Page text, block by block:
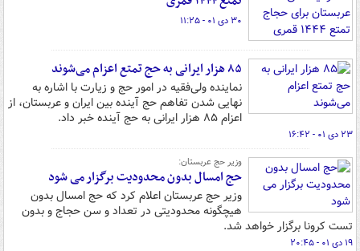
۳۰ دی ۰۱ - ۱۱:۲۵
۸۵ هزار ایرانی به حج تمتع اعزام می‌شوند
نماینده ولی‌فقیه در امور حج و زیارت با اشاره به
نهایی شدن تفاهم حج آینده بین ایران و عربستان، از
اعزام ۸۵ هزار ایرانی به حج آینده خبر داد.
۲۳ دی ۰۱ - ۱۶:۴۲
وزیر حج عربستان:
حج امسال بدون محدودیت برگزار می شود
وزیر حج عربستان اعلام کرد که حج امسال بدون
هیچگونه محدودیتی در تعداد و سن حجاج و بدون
تست کرونا برگزار خواهد شد.
۱۹ دی ۰۱ - ۲۰:۴۵